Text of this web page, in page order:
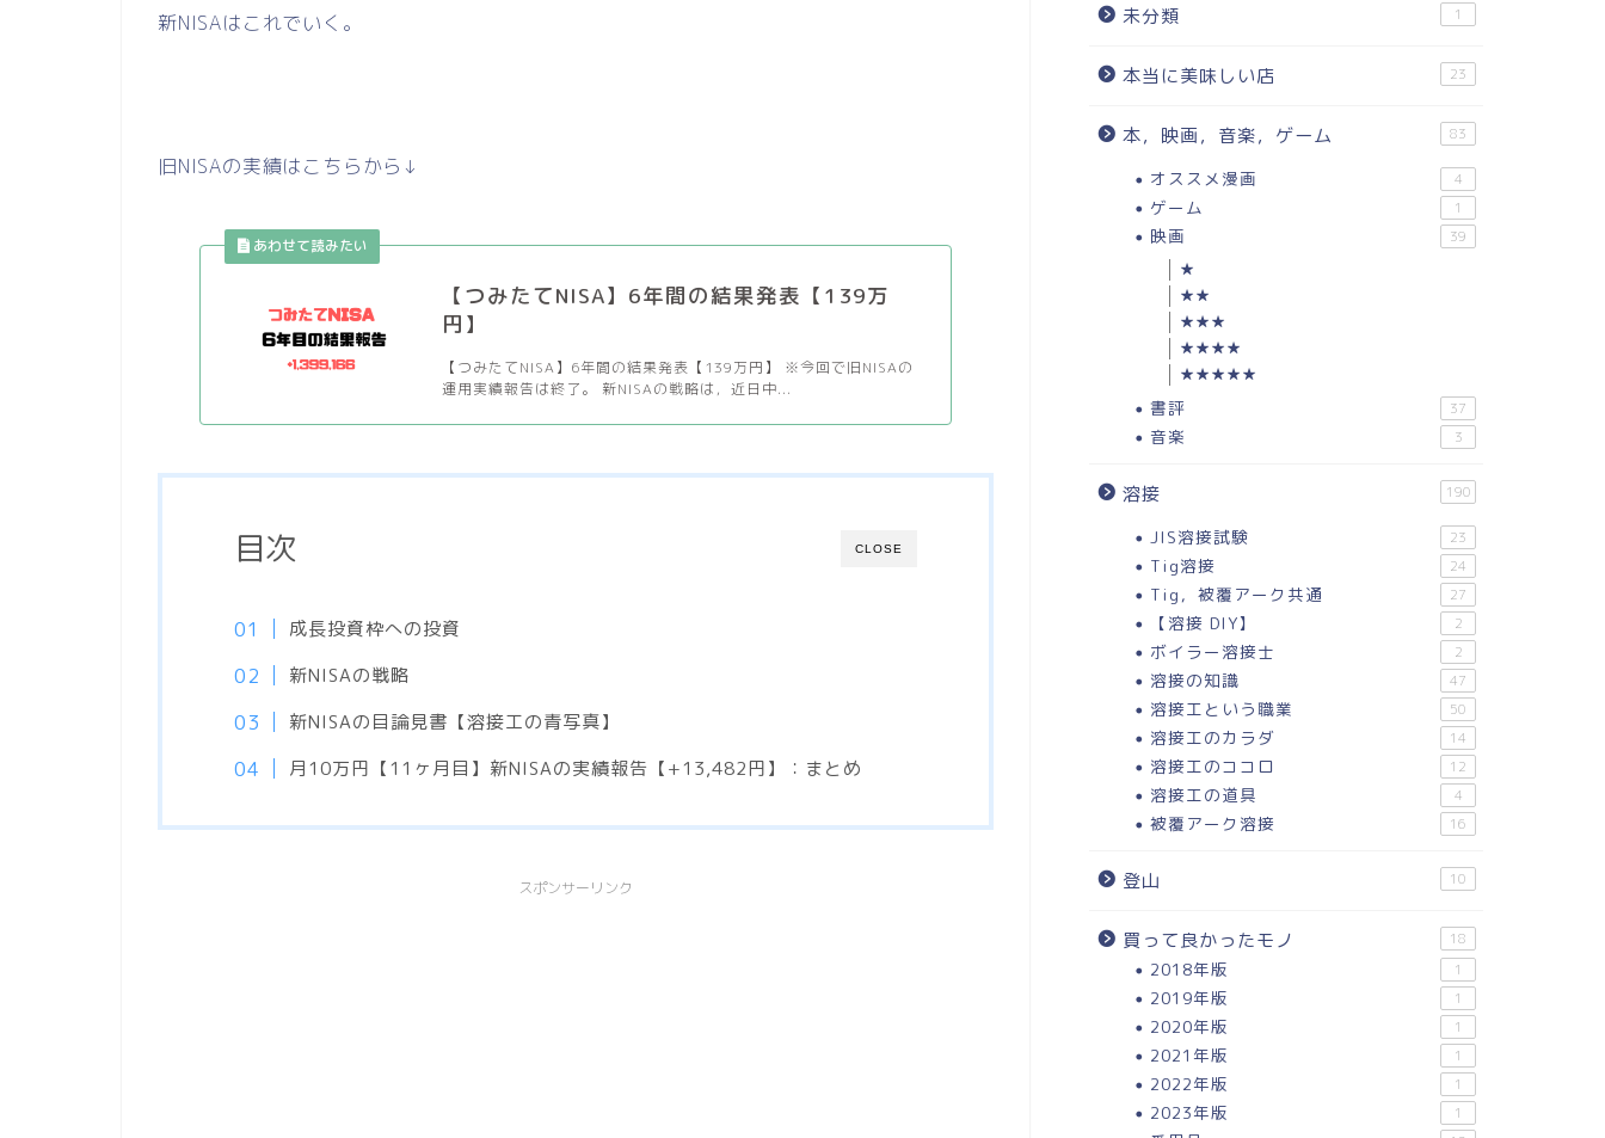
新NISAはこれでいく。
旧NISAの実績はこちらから↓
【つみたてNISA】6年間の結果発表【139万
円】
【つみたてNISA】6年間の結果発表【139万円】 ※今回で旧NISAの
運用実績報告は終了。 新NISAの戦略は，近日中...
CLOSE
目次
成長投資枠への投資
新NISAの戦略
新NISAの目論見書【溶接工の青写真】
月10万円【11ヶ月目】新NISAの実績報告【+13,482円】：まとめ
スポンサーリンク
未分類 1
本当に美味しい店 23
本，映画，音楽，ゲーム 83
オススメ漫画 4
ゲーム 1
映画 39
★
★★
★★★
★★★★
★★★★★
書評 37
音楽 3
溶接 190
JIS溶接試験 23
Tig溶接 24
Tig，被覆アーク共通 27
【溶接 DIY】 2
ボイラー溶接士 2
溶接の知識 47
溶接工という職業 50
溶接工のカラダ 14
溶接工のココロ 12
溶接工の道具 4
被覆アーク溶接 16
登山 10
買って良かったモノ 18
2018年版 1
2019年版 1
2020年版 1
2021年版 1
2022年版 1
2023年版 1